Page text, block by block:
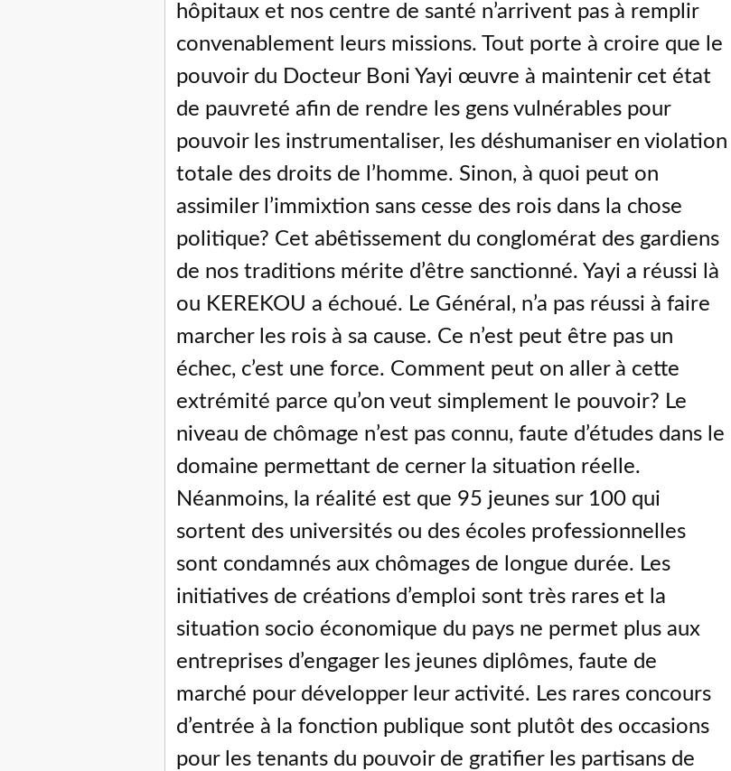
hôpitaux et nos centre de santé n’arrivent pas à remplir
convenablement leurs missions. Tout porte à croire que le
pouvoir du Docteur Boni Yayi œuvre à maintenir cet état
de pauvreté afin de rendre les gens vulnérables pour
pouvoir les instrumentaliser, les déshumaniser en violation
totale des droits de l’homme. Sinon, à quoi peut on
assimiler l’immixtion sans cesse des rois dans la chose
politique? Cet abêtissement du conglomérat des gardiens
de nos traditions mérite d’être sanctionné. Yayi a réussi là
ou KEREKOU a échoué. Le Général, n’a pas réussi à faire
marcher les rois à sa cause. Ce n’est peut être pas un
échec, c’est une force. Comment peut on aller à cette
extrémité parce qu’on veut simplement le pouvoir? Le
niveau de chômage n’est pas connu, faute d’études dans le
domaine permettant de cerner la situation réelle.
Néanmoins, la réalité est que 95 jeunes sur 100 qui
sortent des universités ou des écoles professionnelles
sont condamnés aux chômages de longue durée. Les
initiatives de créations d’emploi sont très rares et la
situation socio économique du pays ne permet plus aux
entreprises d’engager les jeunes diplômes, faute de
marché pour développer leur activité. Les rares concours
d’entrée à la fonction publique sont plutôt des occasions
pour les tenants du pouvoir de gratifier les partisans de